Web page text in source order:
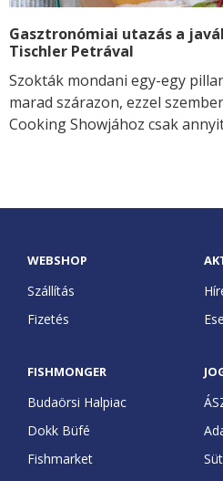
Gasztronómiai utazás a
Tischler Petrával
Szokták mondani egy-egy
marad szárazon, ezzel
Cooking Showjához csak
WEBSHOP
Szállítás
Fizetés
FISHMONGER
Budaörsi Halpiac
Dokk Büfé
Fishmarket